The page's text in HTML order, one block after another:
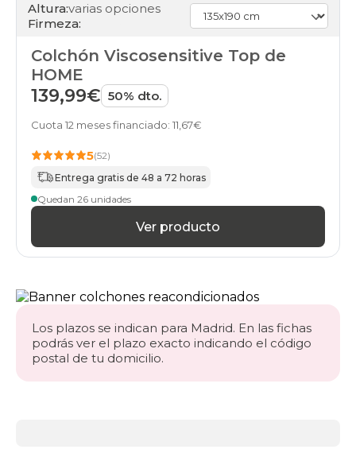
Altura:varias opciones
Firmeza:
Colchón Viscosensitive Top de
HOME
139,99€ 50% dto.
Cuota 12 meses financiado: 11,67€
5(52)
Entrega gratis de 48 a 72 horas
Quedan 26 unidades
Ver producto
Los plazos se indican para Madrid. En las fichas
podrás ver el plazo exacto indicando el código
postal de tu domicilio.